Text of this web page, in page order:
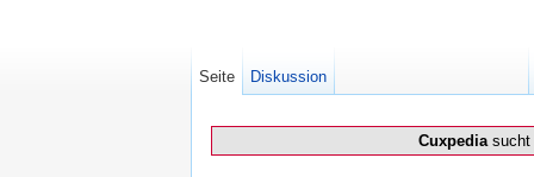
Cuxpediasucht
Seite Diskussion